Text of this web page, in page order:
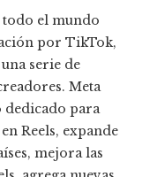
todo el mundo
por TikTok,
serie de
Meta
dedicado para
Reels, expande
mejora las